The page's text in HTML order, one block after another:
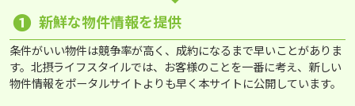
❶ 新鮮な物件情報を提供
条件がいい物件は競争率が高く、成約になるまで早いことがありま
す。北摂ライフスタイルでは、お客様のことを一番に考え、新しい
物件情報をポータルサイトよりも早く本サイトに公開しています。